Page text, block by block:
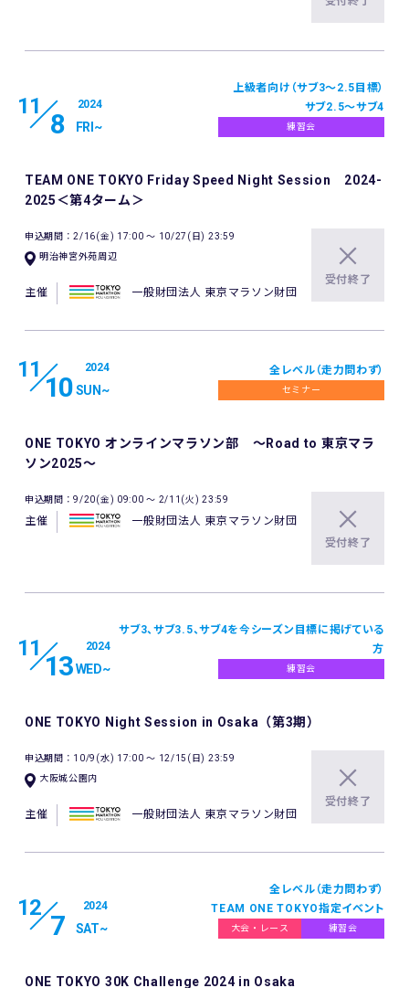
11
8
2024
FRI ~
上級者向け（サブ3～2.5目標）
サブ2.5～サブ4
練習会
TEAM ONE TOKYO Friday Speed Night Session 2024-
2025＜第4ターム＞
申込期間：2/16(金) 17:00 〜 10/27(日) 23:59
明治神宮外苑周辺
主催 一般財団法人 東京マラソン財団
受付終了
11
10
2024
SUN ~
全レベル（走力問わず）
セミナー
ONE TOKYO オンラインマラソン部 ～Road to 東京マラ
ソン2025～
申込期間：9/20(金) 09:00 〜 2/11(火) 23:59
主催
一般財団法人 東京マラソン財団
受付終了
11
13
2024
WED~
サブ3、サブ3.5、サブ4を今シーズン目標に掲げている
方
練習会
ONE TOKYO Night Session in Osaka（第3期）
申込期間：10/9(水) 17:00 〜 12/15(日) 23:59
大阪城公園内
主催 一般財団法人 東京マラソン財団
受付終了
12
7
2024
SAT~
全レベル（走力問わず）
TEAM ONE TOKYO指定イベント
大会・レース 練習会
ONE TOKYO 30K Challenge 2024 in Osaka